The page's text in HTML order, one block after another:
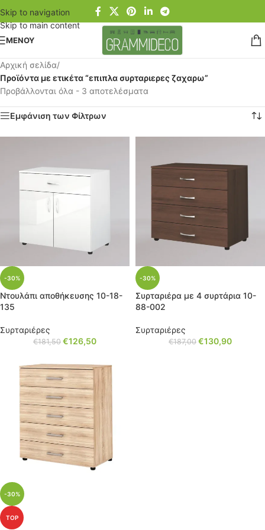
Skip to navigation
Skip to main content
ΜΕΝΟΥ
Αρχική σελίδα/
Προϊόντα με ετικέτα “επιπλα συρταριερες ζαχαρω”
Προβάλλονται όλα - 3 αποτελέσματα
Εμφάνιση των Φίλτρων
-30%
Ντουλάπι αποθήκευσης 10-18-
135
Συρταριέρες
€181,50 €126,50
-30%
Συρταριέρα με 4 συρτάρια 10-
88-002
Συρταριέρες
€187,00 €130,90
-30%
TOP